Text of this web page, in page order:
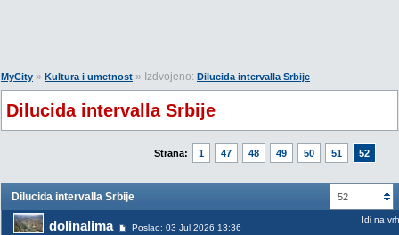
MyCity » Kultura i umetnost » Izdvojeno: Dilucida intervalla Srbije
Dilucida intervalla Srbije
Strana: 1 47 48 49 50 51 52
52
Dilucida intervalla Srbije
dolinalima Poslao: 03 Jul 2026 13:36
Idi na vrh